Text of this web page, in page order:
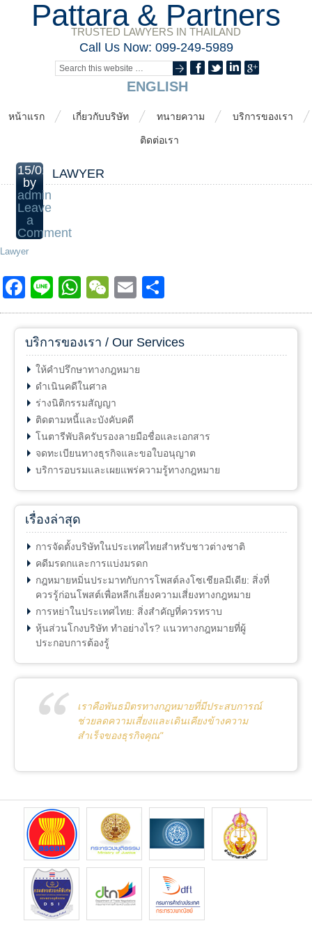
Pattara & Partners
TRUSTED LAWYERS IN THAILAND
Call Us Now: 099-249-5989
ENGLISH
หน้าแรก เกี่ยวกับบริษัท ทนายความ บริการของเรา
ติดต่อเรา
15/01/2015
by
admin
Leave
a
Comment
LAWYER
Lawyer
Facebook
LineWhatsApp
WeChat
Email
บริการของเรา / Our Services
ให้คำปรึกษาทางกฎหมาย
ดำเนินคดีในศาล
ร่างนิติกรรมสัญญา
ติดตามหนี้และบังคับคดี
โนตารีพับลิครับรองลายมือชื่อและเอกสาร
จดทะเบียนทางธุรกิจและขอใบอนุญาต
บริการอบรมและเผยแพร่ความรู้ทางกฎหมาย
เรื่องล่าสุด
การจัดตั้งบริษัทในประเทศไทยสำหรับชาวต่างชาติ
คดีมรดกและการแบ่งมรดก
กฎหมายหมิ่นประมาทกับการโพสต์ลงโซเชียลมีเดีย: สิ่งที่
ควรรู้ก่อนโพสต์เพื่อหลีกเลี่ยงความเสี่ยงทางกฎหมาย
การหย่าในประเทศไทย: สิ่งสำคัญที่ควรทราบ
หุ้นส่วนโกงบริษัท ทำอย่างไร? แนวทางกฎหมายที่ผู้
ประกอบการต้องรู้
เราคือพันธมิตรทางกฎหมายที่มีประสบการณ์
ช่วยลดความเสี่ยงและเดินเคียงข้างความ
สำเร็จของธุรกิจคุณ"